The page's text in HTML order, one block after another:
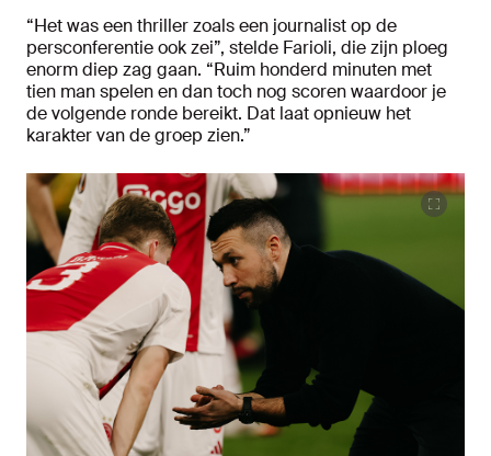
“Het was een thriller zoals een journalist op de
persconferentie ook zei”, stelde Farioli, die zijn ploeg
enorm diep zag gaan. “Ruim honderd minuten met
tien man spelen en dan toch nog scoren waardoor je
de volgende ronde bereikt. Dat laat opnieuw het
karakter van de groep zien.”